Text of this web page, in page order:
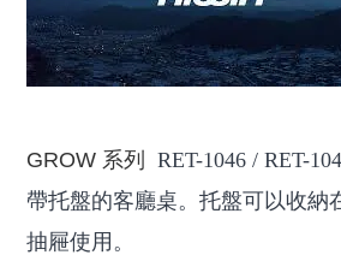
GROW 系列 RET-1046 / RET-
帶托盤的客廳桌。托盤可以收納
抽屜使用。